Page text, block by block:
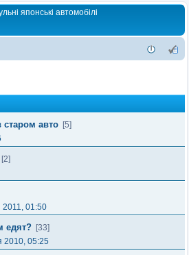
японські автомобілі
старом авто [5]
[2]
2011, 01:50
едят? [33]
2010, 05:25